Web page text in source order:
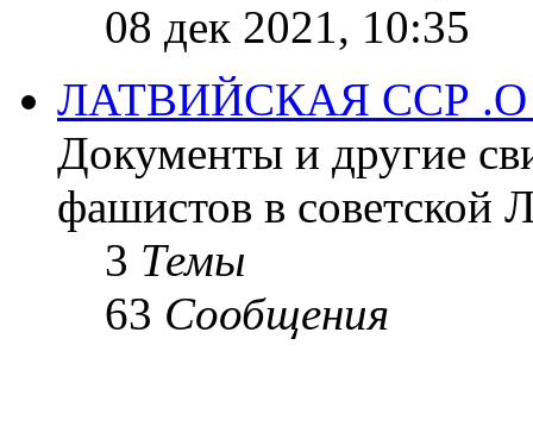
08 дек 2021, 10:35
ЛАТВИЙСКАЯ ССР
Документы и другие
фашистов в советской
3 Темы
63 Сообщения